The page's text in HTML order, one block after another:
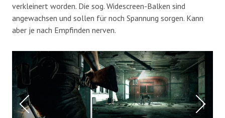
verkleinert worden. Die sog. Widescreen-Balken sind
angewachsen und sollen für noch Spannung sorgen. Kann
aber je nach Empfinden nerven.